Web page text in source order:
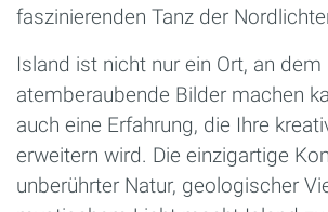
faszinierenden Tanz der
Island ist nicht nur ein Ort, an dem
atemberaubende Bilder machen
auch eine Erfahrung, die Ihre
erweitern wird. Die einzigartige
unberührter Natur, geologischer